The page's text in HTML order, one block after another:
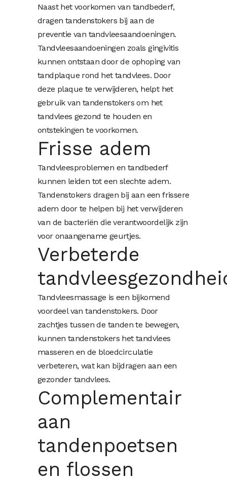
Naast het voorkomen van tandbederf,
dragen tandenstokers bij aan de
preventie van tandvleesaandoeningen.
Tandvleesaandoeningen zoals gingivitis
kunnen ontstaan ​​door de ophoping van
tandplaque rond het tandvlees. Door
deze plaque te verwijderen, helpt het
gebruik van tandenstokers om het
tandvlees gezond te houden en
ontstekingen te voorkomen.
Frisse adem
Tandvleesproblemen en tandbederf
kunnen leiden tot een slechte adem.
Tandenstokers dragen bij aan een frissere
adem door te helpen bij het verwijderen
van de bacteriën die verantwoordelijk zijn
voor onaangename geurtjes.
Verbeterde
Tandvleesmassage is een bijkomend
voordeel van tandenstokers. Door
zachtjes tussen de tanden te bewegen,
kunnen tandenstokers het tandvlees
masseren en de bloedcirculatie
verbeteren, wat kan bijdragen aan een
gezonder tandvlees.
Complementair
aan
tandenpoetsen
en flossen